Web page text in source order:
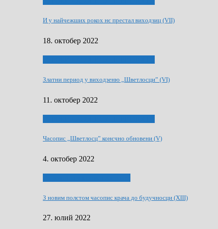
И у найчежших рокох нє престал виходзиц (VII)
18. октобер 2022
Златни период у виходзеню „Шветлосци” (VI)
11. октобер 2022
Часопис „Шветлосц” конєчно обновени (V)
4. октобер 2022
З новим полєтом часопис крача до будучносци (XIII)
27. юлий 2022